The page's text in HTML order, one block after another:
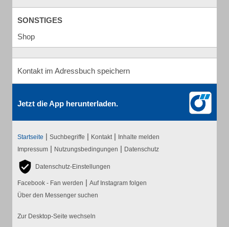
SONSTIGES
Shop
Kontakt im Adressbuch speichern
Jetzt die App herunterladen.
Startseite | Suchbegriffe | Kontakt | Inhalte melden
Impressum | Nutzungsbedingungen | Datenschutz
Datenschutz-Einstellungen
Facebook - Fan werden | Auf Instagram folgen
Über den Messenger suchen
Zur Desktop-Seite wechseln